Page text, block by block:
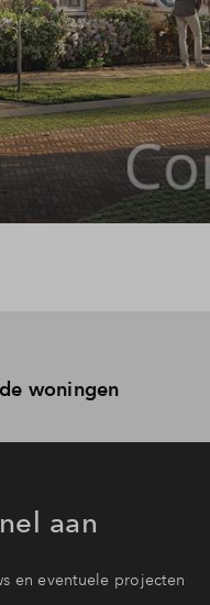
woningen
aan
en eventuele projecten